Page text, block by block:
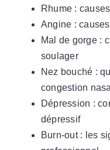
Rhume :
Angine :
Mal de gorge :
soulager
Nez bouché :
congestion
Dépression :
dépressif
Burn-out : les